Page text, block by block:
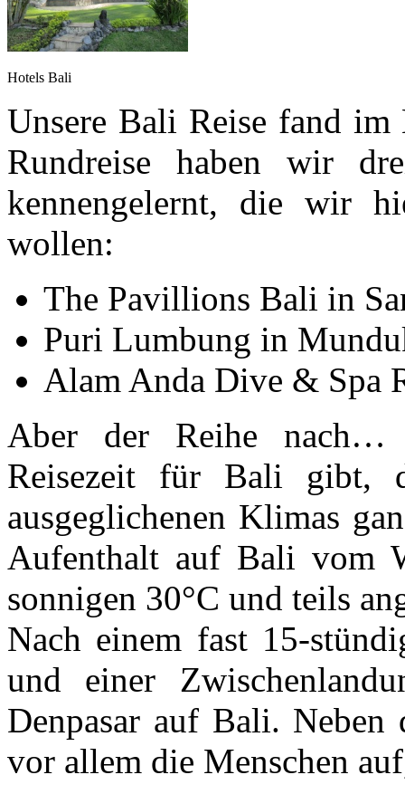
Hotels Bali
Unsere Bali Reise fand
Rundreise haben wir
kennengelernt, die wir
wollen:
The Pavillions Bali in
Puri Lumbung in
Alam Anda Dive & Spa
Aber der Reihe nach…
Reisezeit für Bali gibt,
ausgeglichenen Klimas
Aufenthalt auf Bali vom
sonnigen 30°C und teils
Nach einem fast 15-
und einer
Denpasar auf Bali.
vor allem die Menschen